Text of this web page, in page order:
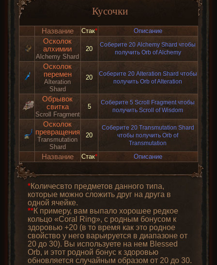
Кусочки
Название Стак* Описание
Осколок
алхимии
Alchemy Shard
20
Соберите 20 Alchemy Shard чтобы
получить Orb of Alchemy
Осколок
перемен
Alteration
Shard
20
Соберите 20 Alteration Shard чтобы
получить Orb of Alteration
Обрывок
свитка
Scroll Fragment
5
Соберите 5 Scroll Fragment чтобы
получить Scroll of Wisdom
Осколок
превращения
Transmutation
Shard
20
Соберите 20 Transmutation Shard
чтобы получить Orb of
Transmutation
Название Стак* Описание
*Количесвто предметов данного типа,
которые можно сложить друг на друга в
одной ячейке.
**К примеру, вам выпало хорошее редкое
кольцо «Coral Ring», с родным бонусом к
здоровью +20 (в то время как это родное
свойство у него варьируется в диапазоне от
20 до 30). Вы используете на нем Blessed
Orb, и этот родной бонус к здоровью
обновляется случайным образом от 20 до 30.